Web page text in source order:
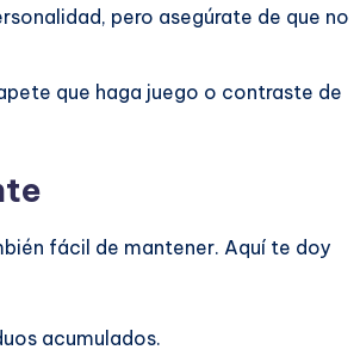
pero asegúrate de que no
que haga juego o contraste de
fácil de mantener. Aquí te doy
acumulados.